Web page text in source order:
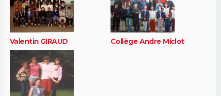
Valentin GIRAUD Collège Andre Miclot